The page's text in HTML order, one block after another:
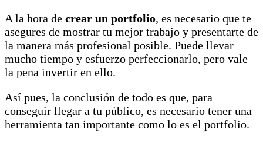
A la hora de crear un portfolio, es necesario que te
asegures de mostrar tu mejor trabajo y presentarte de
la manera más profesional posible. Puede llevar
mucho tiempo y esfuerzo perfeccionarlo, pero vale
la pena invertir en ello.
Así pues, la conclusión de todo es que, para
conseguir llegar a tu público, es necesario tener una
herramienta tan importante como lo es el portfolio.